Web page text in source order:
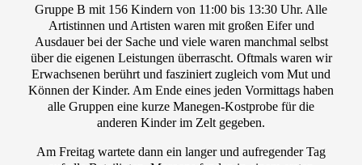
Gruppe B mit 156 Kindern von 11:00 bis 13:30 Uhr. Alle
Artistinnen und Artisten waren mit großen Eifer und
Ausdauer bei der Sache und viele waren manchmal selbst
über die eigenen Leistungen überrascht. Oftmals waren wir
Erwachsenen berührt und fasziniert zugleich vom Mut und
Können der Kinder. Am Ende eines jeden Vormittags haben
alle Gruppen eine kurze Manegen-Kostprobe für die
anderen Kinder im Zelt gegeben.
Am Freitag wartete dann ein langer und aufregender Tag